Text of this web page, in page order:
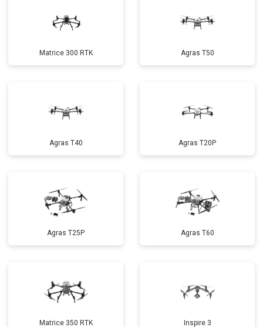
Matrice 300 RTK Agras T50
Agras T40 Agras T20P
Agras T25P Agras T60
Matrice 350 RTK Inspire 3